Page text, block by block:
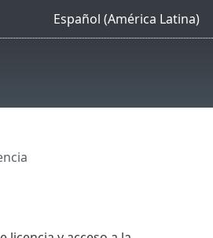
Español (América Latina)